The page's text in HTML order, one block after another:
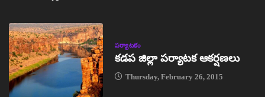
పర్యాటకం
కడప జిల్లా పర్యాటక ఆకర్షణలు
Thursday, February 26, 2015